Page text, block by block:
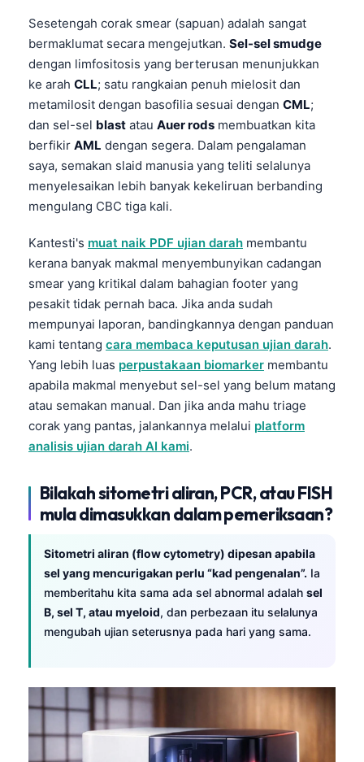
Sesetengah corak smear (sapuan) adalah sangat
bermaklumat secara mengejutkan. Sel-sel smudge
dengan limfositosis yang berterusan menunjukkan
ke arah CLL; satu rangkaian penuh mielosit dan
metamilosit dengan basofilia sesuai dengan CML;
dan sel-sel blast atau Auer rods membuatkan kita
berfikir AML dengan segera. Dalam pengalaman
saya, semakan slaid manusia yang teliti selalunya
menyelesaikan lebih banyak kekeliruan berbanding
mengulang CBC tiga kali.
Kantesti's muat naik PDF ujian darah membantu
kerana banyak makmal menyembunyikan cadangan
smear yang kritikal dalam bahagian footer yang
pesakit tidak pernah baca. Jika anda sudah
mempunyai laporan, bandingkannya dengan panduan
kami tentang cara membaca keputusan ujian darah.
Yang lebih luas perpustakaan biomarker membantu
apabila makmal menyebut sel-sel yang belum matang
atau semakan manual. Dan jika anda mahu triage
corak yang pantas, jalankannya melalui platform
analisis ujian darah AI kami.
Bilakah sitometri aliran, PCR, atau FISH
mula dimasukkan dalam pemeriksaan?
Sitometri aliran (flow cytometry) dipesan apabila
sel yang mencurigakan perlu “kad pengenalan”. Ia
memberitahu kita sama ada sel abnormal adalah sel
B, sel T, atau myeloid, dan perbezaan itu selalunya
mengubah ujian seterusnya pada hari yang sama.
Tagalog
Kiswahili
አማርኛ
Català
Қазақ тілі
Suomi
Hrvatski
Slovenčina
پښتو
سنڌي
සිංහල
অসমীয়া
Galego
Latviešu valoda
Македонски јазик
Euskara
Gàidhlig
Occitan
العربية المغربية
Монгол